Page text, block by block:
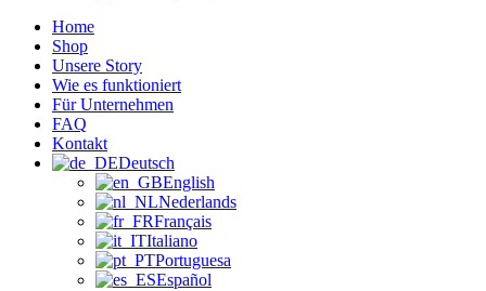
Home
Shop
Unsere Story
Wie es funktioniert
Für Unternehmen
FAQ
Kontakt
Deutsch
English
Nederlands
Français
Italiano
Portuguesa
Español